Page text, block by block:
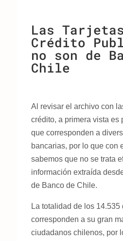
Las
Crédito
no son de
Chile
Al revisar el archivo con
crédito, a primera vista es
que corresponden a
bancarias, por lo que con
sabemos que no se trata
información extraída
de Banco de Chile.
La totalidad de los 14.535
corresponden a su gran
ciudadanos chilenos, por